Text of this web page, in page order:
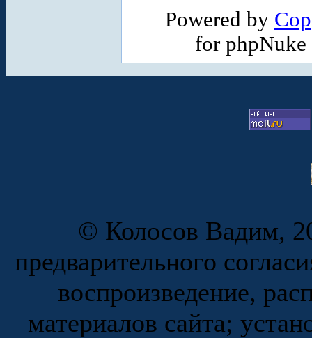
Powered by
for
© Колосов Вадим,
предварительного
воспроизведение,
материалов сайта;